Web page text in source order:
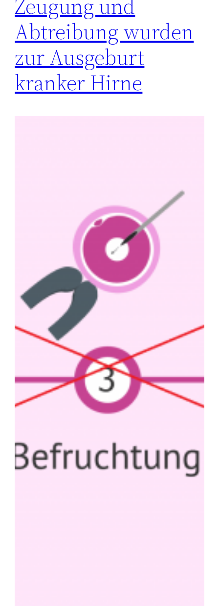
Zeugung und
Abtreibung wurden
zur Ausgeburt
kranker Hirne